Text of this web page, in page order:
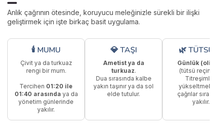
Anlık çağrının ötesinde, koruyucu meleğinizle sürekli bir ilişki
geliştirmek için işte birkaç basit uygulama.
🕯 MUMU
Çivit ya da turkuaz
rengi bir mum.
Tercihen 01:20 ile
01:40 arasında ya da
yönetim günlerinde
yakılır.
💎 TAŞI
Ametist ya da
turkuaz.
Dua sırasında kalbe
yakın taşınır ya da sol
elde tutulur.
🌿
Günlük
(tütsü
Titreşimleri
yükseltmek
çağrılar
yakılır.